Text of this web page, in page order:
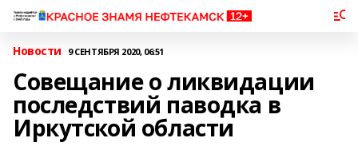
Новости 9 СЕНТЯБРЯ 2020, 06:51
Совещание о ликвидации
последствий паводка в
Иркутской области